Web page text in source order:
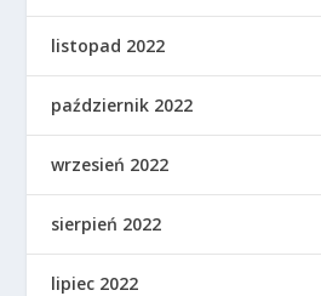
listopad 2022
październik 2022
wrzesień 2022
sierpień 2022
lipiec 2022